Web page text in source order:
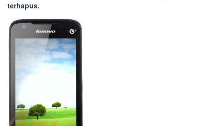
terhapus.